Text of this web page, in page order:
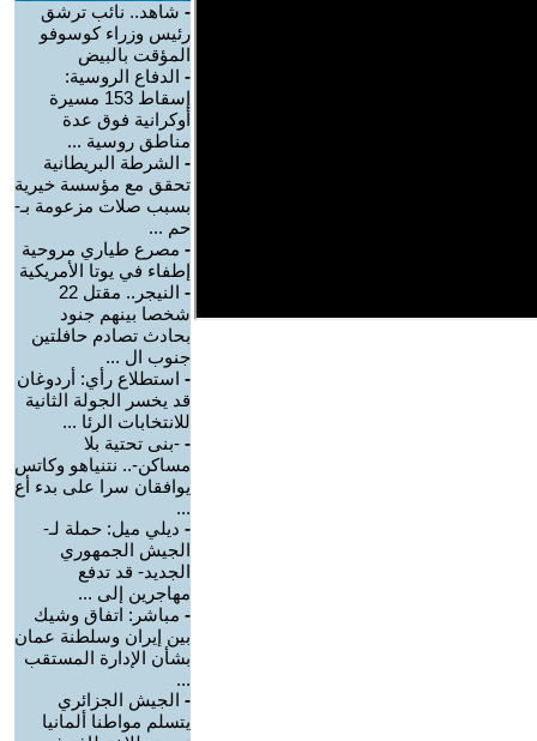
- شاهد.. نائب ترشق
رئيس وزراء كوسوفو
المؤقت بالبيض
- الدفاع الروسية:
إسقاط 153 مسيرة
أوكرانية فوق عدة
مناطق روسية ...
- الشرطة البريطانية
تحقق مع مؤسسة خيرية
بسبب صلات مزعومة بـ-
حم ...
- مصرع طياري مروحية
إطفاء في يوتا الأمريكية
-
النيجر.. مقتل 22
شخصا بينهم جنود
بحادث تصادم حافلتين
جنوب ال ...
- استطلاع رأي: أردوغان
قد يخسر الجولة الثانية
للانتخابات الرئا ...
- -بنى تحتية بلا
مساكن-.. نتنياهو وكاتس
يوافقان سرا على بدء أع
...
- ديلي ميل: حملة لـ-
الجيش الجمهوري
الجديد- قد تدفع
مهاجرين إلى ...
- مباشر: اتفاق وشيك
بين إيران وسلطنة عمان
بشأن الإدارة المستقب
...
- الجيش الجزائري
يتسلم مواطنا ألمانيا